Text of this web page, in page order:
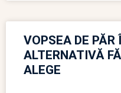
VOPSEA DE PĂR
ALTERNATIVĂ
ALEGE